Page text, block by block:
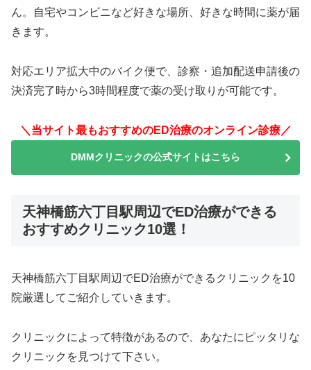
ん。自宅やコンビニなど好きな場所、好きな時間に薬が届
きます。
対応エリア拡大中のバイク便で、診察・追加配送申請後の
決済完了時から3時間程度で薬の受け取りが可能です。
＼当サイト最もおすすめのED治療のオンライン診療／
DMMクリニックの公式サイトはこちら
天神橋筋六丁目駅周辺でED治療ができる
おすすめクリニック10選！
天神橋筋六丁目駅周辺でED治療ができるクリニックを10
院厳選してご紹介していきます。
クリニックによって特徴があるので、あなたにピッタリな
クリニックを見つけて下さい。